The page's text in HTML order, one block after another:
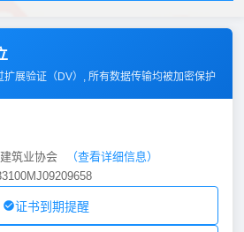
扩展验证（DV）, 所有数据传输均被加密保护
筑业协会
（查看详细信息）
证书到期提醒